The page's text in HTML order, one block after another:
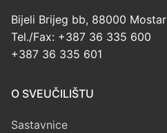
Bijeli Brijeg bb, 88000 Mostar
Tel./Fax: +387 36 335 600
+387 36 335 601
O SVEUČILIŠTU
Sastavnice